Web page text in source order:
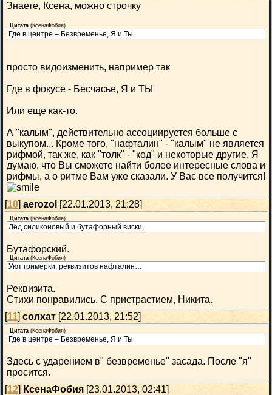
Знаете, Ксена, можно строчку
Цитата (КсенаФобия)
Где в центре – Безвременье, Я и Ты.
просто видоизменить, например так
Где в фокусе - Бесчасье, Я и ТЫ
Или еще как-то.
А "калым", действительно ассоциируется больше с
выкупом... Кроме того, "нафталин" - "калым" не является
рифмой, так же, как "толк" - "код" и некоторые другие. Я
думаю, что Вы сможете найти более интересные слова и
рифмы, а о ритме Вам уже сказали. У Вас все получится!
[10]aerozol [22.01.2013, 21:28]
Цитата (КсенаФобия)
Лёд силиконовый и бутафорный виски,
Бутафорский.
Цитата (КсенаФобия)
Уют гримерки, реквизитов нафталин…
Реквизита.
Стихи понравились. С пристрастием, Никита.
[11] солхат [22.01.2013, 21:52]
Цитата (КсенаФобия)
Где в центре – Безвременье, Я и Ты
Здесь с ударением в" безвременье" засада. После "я"
просится.
[12]КсенаФобия [23.01.2013, 02:41]